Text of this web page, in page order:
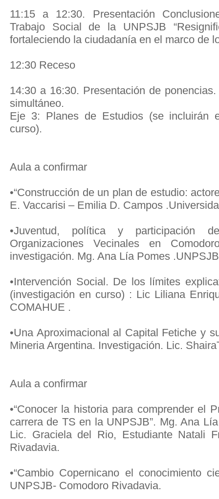
11:15 a 12:30. Presentación
Trabajo Social de la UNPSJB
fortaleciendo la ciudadanía en el marco de
12:30 Receso
14:30 a 16:30. Presentación de
simultáneo.
Eje 3: Planes de Estudios (se incluirán
curso).
Aula a confirmar
•“Construcción de un plan de estudio:
E. Vaccarisi – Emilia D. Campos
•Juventud, política y participación
Organizaciones Vecinales en
investigación. Mg. Ana Lía Pomes
•Intervención Social. De los límites
(investigación en curso) : Lic Liliana
COMAHUE .
•Una Aproximacional al Capital Fetiche y
Mineria Argentina. Investigación. Lic.
Aula a confirmar
•“Conocer la historia para comprender el
carrera de TS en la UNPSJB”. Mg. Ana
Lic. Graciela del Rio, Estudiante Natali
Rivadavia.
•“Cambio Copernicano el conocimiento
UNPSJB- Comodoro Rivadavia.